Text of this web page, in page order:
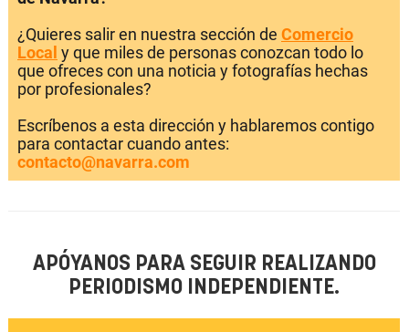
¿Quieres salir en nuestra sección de Comercio
Local y que miles de personas conozcan todo lo
que ofreces con una noticia y fotografías hechas
por profesionales?
Escríbenos a esta dirección y hablaremos contigo
para contactar cuando antes:
contacto@navarra.com
APÓYANOS PARA SEGUIR REALIZANDO
PERIODISMO INDEPENDIENTE.